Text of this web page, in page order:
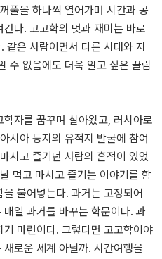
풀을 하나씩 열어가며 시간과 공
다. 고고학의 멋과 재미는 바로
같은 사람이면서 다른 시대와 지
수 없음에도 더욱 알고 싶은 끌림
자를 꿈꾸며 살아왔고, 러시아로
시아 등지의 유적지 발굴에 참여
시고 즐기던 사람의 흔적이 있었
먹고 마시고 즐기는 이야기를 함
불어넣는다. 과거는 고정되어
일 과거를 바꾸는 학문이다. 과
마련이다. 그렇다면 고고학이야
로운 세계 아닐까. 시간여행을